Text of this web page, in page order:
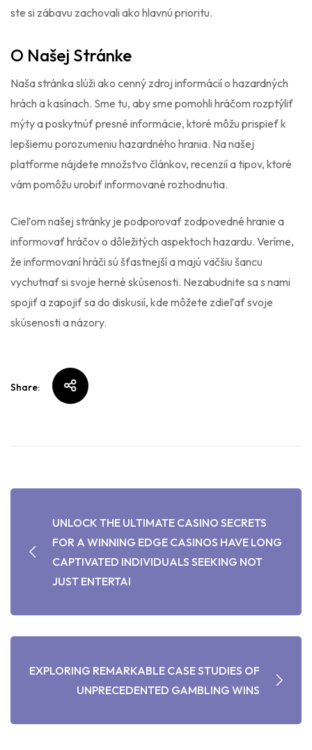
ste si zábavu zachovali ako hlavnú prioritu.
O Našej Stránke
Naša stránka slúži ako cenný zdroj informácií o hazardných
hrách a kasínach. Sme tu, aby sme pomohli hráčom rozptýliť
mýty a poskytnúť presné informácie, ktoré môžu prispieť k
lepšiemu porozumeniu hazardného hrania. Na našej
platforme nájdete množstvo článkov, recenzií a tipov, ktoré
vám pomôžu urobiť informované rozhodnutia.
Cieľom našej stránky je podporovať zodpovedné hranie a
informovať hráčov o dôležitých aspektoch hazardu. Veríme,
že informovaní hráči sú šťastnejší a majú väčšiu šancu
vychutnať si svoje herné skúsenosti. Nezabudnite sa s nami
spojiť a zapojiť sa do diskusií, kde môžete zdieľať svoje
skúsenosti a názory.
Share:
UNLOCK THE ULTIMATE CASINO SECRETS
FOR A WINNING EDGE CASINOS HAVE LONG
CAPTIVATED INDIVIDUALS SEEKING NOT
JUST ENTERTAI
EXPLORING REMARKABLE CASE STUDIES OF
UNPRECEDENTED GAMBLING WINS